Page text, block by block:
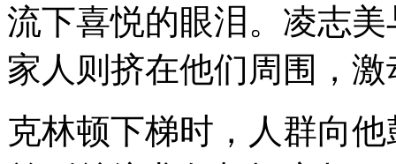
流下喜悦的眼泪。凌志
家人则挤在他们周围，
克林顿下梯时，人群向